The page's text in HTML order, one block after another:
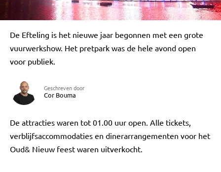
De Efteling is het nieuwe jaar begonnen met een grote
vuurwerkshow. Het pretpark was de hele avond open
voor publiek.
Geschreven door
Cor Bouma
De attracties waren tot 01.00 uur open. Alle tickets,
verblijfsaccommodaties en dinerarrangementen voor het
Oud& Nieuw feest waren uitverkocht.